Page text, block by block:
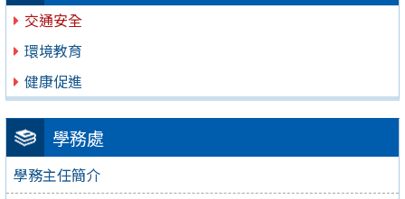
交通安全
環境教育
健康促進
學務處
學務主任簡介